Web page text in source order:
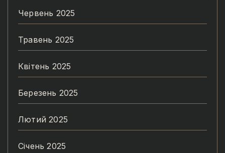
Червень 2025
Травень 2025
Квітень 2025
Березень 2025
Лютий 2025
Січень 2025